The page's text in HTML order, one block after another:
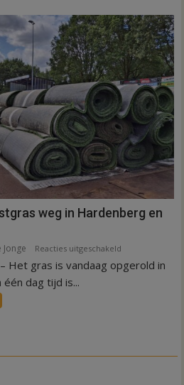
alle
kernen
Hardenberg
weg in Hardenberg en
Reacties uitgeschakeld
Binnen
in
Het gras is vandaag opgerold in
één dag tijd is...